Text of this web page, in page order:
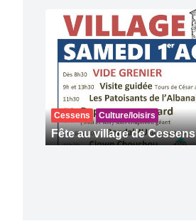
Cessens Culture/loisirs
Fête au village de Cessens